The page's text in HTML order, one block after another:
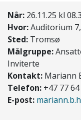
Når: 26.11.25 kl
Hvor:Auditorium
Sted: Tromsø
Målgruppe:
Inviterte
Kontakt: Mariann
Telefon: +47 77 64
E-post: